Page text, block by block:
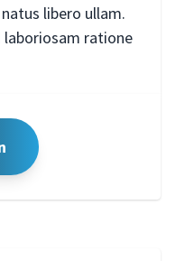
libero ullam.
ratione